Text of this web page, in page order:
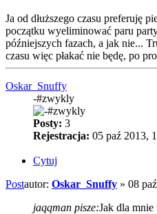
Ja od dłuższego czasu preferuję
początku wyeliminować paru
późniejszych fazach, a jak nie...
czasu więc płakać nie będę, po
Oskar_Snuffy
-#zwykly
Posty: 3
Rejestracja: 05 paź 2013,
Cytuj
Postautor: Oskar_Snuffy » 08
jaqqman pisze:Jak dla mnie